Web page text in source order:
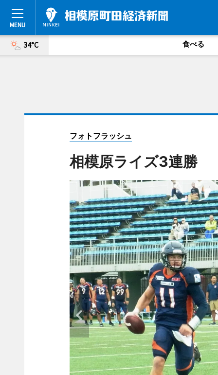
34°C 食べる
フォトフラッシュ
相模原ライズ3連勝